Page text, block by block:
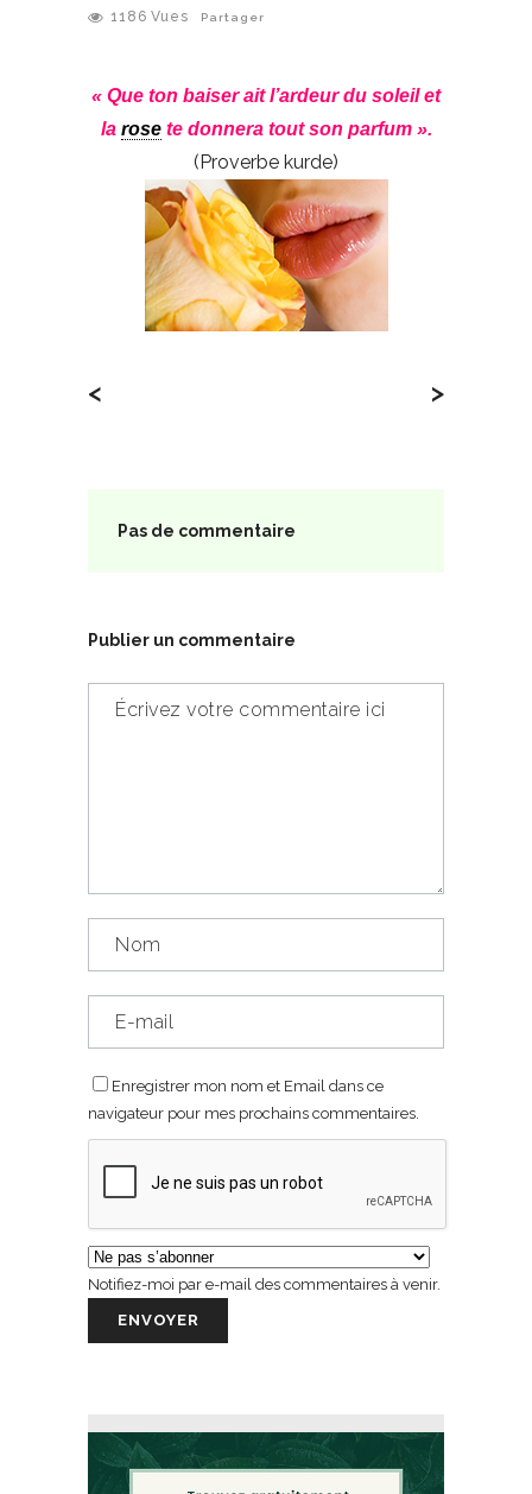
1186 Vues Partager
« Que ton baiser ait l’ardeur du soleil et
la rosete donnera tout son parfum ».
(Proverbe kurde)
< >
Pas de commentaire
Publier un commentaire
Enregistrer mon nom et Email dans ce
navigateur pour mes prochains commentaires.
Notifiez-moi par e-mail des commentaires à venir.